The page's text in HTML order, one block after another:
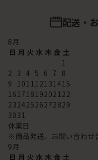
配送・
8 月
日 月 火 水 木 金 土
1
2 3 4 5 6 7 8
9
10 11 12 13 14 15
16 17 18 192021 22
23242526272829
3031
休業日
※商品発送、お問い合わせ
9 月
日 月 火 水 木 金 土